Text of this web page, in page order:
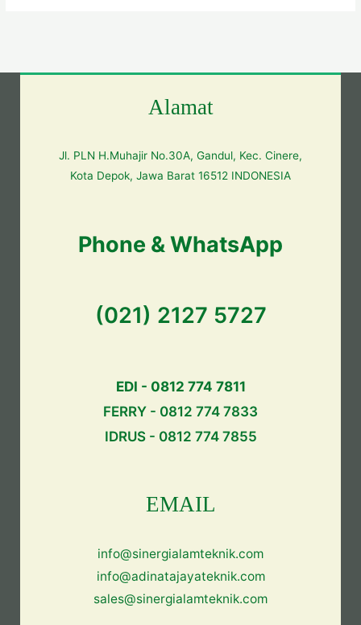
Alamat
Jl. PLN H.Muhajir No.30A, Gandul, Kec. Cinere,
Kota Depok, Jawa Barat 16512 INDONESIA
Phone & WhatsApp
(021) 2127 5727
EDI - 0812 774 7811
FERRY - 0812 774 7833
IDRUS - 0812 774 7855
EMAIL
info@sinergialamteknik.com
info@adinatajayateknik.com
sales@sinergialamteknik.com